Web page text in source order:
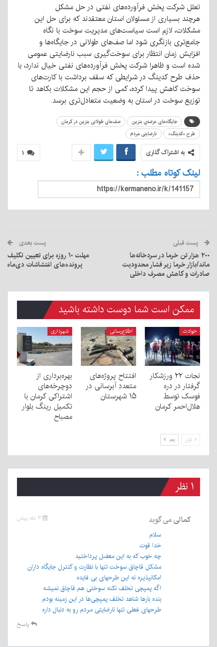
تعلل شرکت پخش فرآورده‌های نفتی در حل مشکل
هرچند بسیاری از مسئولان استان معتقدند که برای حل این
مشکلات، لازم است سیاست‌های مدیریت سوخت با نگاه
جامع‌تری بازنگری شود اما صف‌های طولانی در جایگاه‌ها و
افزایش زمان انتظار برای سوخت‌گیری سبب نارضایتی عمومی
شده است و ظاهرا شرکت پخش فرآورده‌های نفتی خیال ندارد، با
حذف طرح کدینگ در شرایطی که سقف برداشت با کارت‌های
سوخت کاهش پیدا کرده، کمی از حجم این مشکلات بکاهد تا
توزیع سوخت در استان به وضعیت متعادل‌تری برسد.
جایگاه‌های عرضه‌ی بنزین
صف‌های طولانی بنزین در کرمان
طرح «کدینگ»
نارضایتی مردم
۱ به اشتراک گذاری
لینک کوتاه مطلب :
پست قبلی
۲۰۰ هزار تن خرما در سردخانه‌ها
ماند/بازار خرما زیر فشار محدودیت
صادرات و کاهش مصرف داخلی
پست بعدی
مهلت ۱۰ روزه برای تعیین تکلیف
پرونده‌های اغتشاشات دی‌ماه
ممکن است شما دوست داشته باشید
حوادث
نجات ۲۲ ورزشکار
گرفتار در دره
فوسک توسط
هلال‌احمر کرمان
اطلاع‌رسانی
افتتاح پروژه‌های
متعدد آبرسانی در
۱۵ شهرستان
شهرداری
بهره‌برداری از
دوچرخه‌های
اشتراکی کرمان با
تکمیل رینگ بلوار
مصباح
قبل بعد
۱ نظر
کمالیمی گوید ۳ ماه پیش
سلام
خدا قوت
چه خوب که به این معضل پرداختید
مشکل قاچاق سوخت تنها با نظارت و کنترل جایگاه داران
امکانپذیره نه این طرحهای بی فایده
اگه پمپچی تخلف نکنه سوختی هم قاچاق نمیشه
بنده بارها شاهد تخلف پمپچی‌ها در این زمینه بودم
طرحهای فعلی تنها نارضایتی مردم رو به دنبال داره
پاسخ